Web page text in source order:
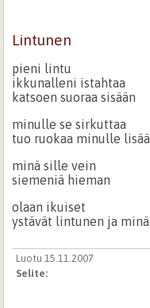
Lintunen
pieni lintu
ikkunalleni istahtaa
katsoen suoraa sisään
minulle se sirkuttaa
tuo ruokaa minulle lisää
minä sille vein
siemeniä hieman
olaan ikuiset
ystävät lintunen ja minä
Luotu 15.11.2007
Selite: